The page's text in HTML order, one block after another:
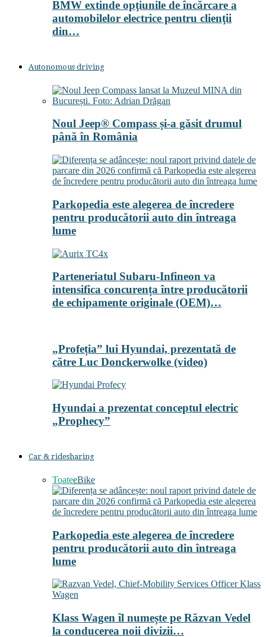
BMW extinde opţiunile de încărcare a
automobilelor electrice pentru clienţii
din…
Autonomous driving
Noul Jeep® Compass și-a găsit drumul
până în România
Parkopedia este alegerea de încredere
pentru producătorii auto din întreaga
lume
Parteneriatul Subaru-Infineon va
intensifica concurența între producătorii
de echipamente originale (OEM)…
„Profeția” lui Hyundai, prezentată de
către Luc Donckerwolke (video)
Hyundai a prezentat conceptul electric
„Prophecy”
Car & ridesharing
ToateeBike
Parkopedia este alegerea de încredere
pentru producătorii auto din întreaga
lume
Klass Wagen îl numește pe Răzvan Vedel
la conducerea noii divizii…